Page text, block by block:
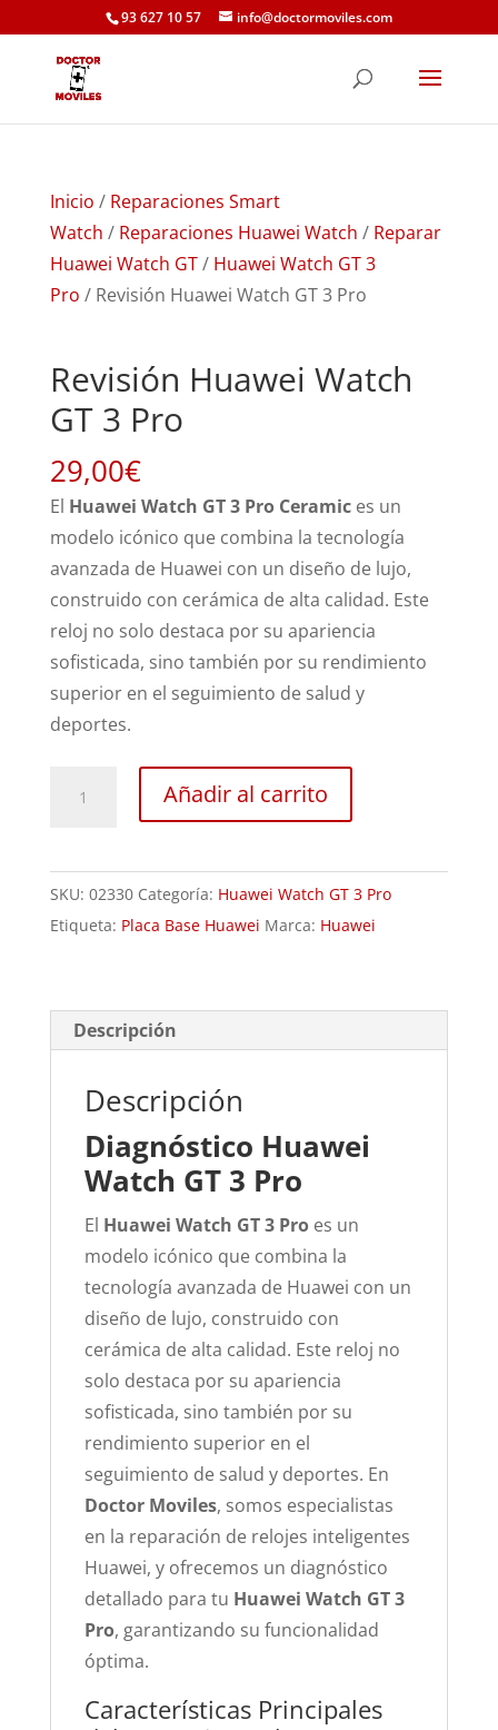
93 627 10 57 info@doctormoviles.com
Inicio / Reparaciones Smart
Watch / Reparaciones Huawei Watch / Reparar
Huawei Watch GT/ Huawei Watch GT 3
Pro / Revisión Huawei Watch GT 3 Pro
Revisión Huawei Watch
GT 3 Pro
29,00€
El Huawei Watch GT 3 Pro Ceramices un
modelo icónico que combina la tecnología
avanzada de Huawei con un diseño de lujo,
construido con cerámica de alta calidad. Este
reloj no solo destaca por su apariencia
sofisticada, sino también por su rendimiento
superior en el seguimiento de salud y
deportes.
GT
3
Pro
Añadir al carrito
SKU: 02330 Categoría: Huawei Watch GT 3 Pro
Etiqueta: Placa Base Huawei Marca: Huawei
Descripción
Descripción
Diagnóstico Huawei
Watch GT 3 Pro
El Huawei Watch GT 3 Pro es un
modelo icónico que combina la
tecnología avanzada de Huawei con un
diseño de lujo, construido con
cerámica de alta calidad. Este reloj no
solo destaca por su apariencia
sofisticada, sino también por su
rendimiento superior en el
seguimiento de salud y deportes. En
Doctor Moviles, somos especialistas
en la reparación de relojes inteligentes
Huawei, y ofrecemos un diagnóstico
detallado para tu Huawei Watch GT 3
Pro, garantizando su funcionalidad
óptima.
Características Principales